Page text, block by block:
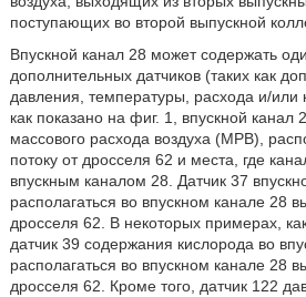
поступающих во второй выпускной
Впускной канал 28 может содержать
дополнительных датчиков (таких как
давления, температуры, расхода и/или
как показано на фиг. 1, впускной канал
массового расхода воздуха (МРВ),
потоку от дросселя 62 и места, где
впускным каналом 28. Датчик 37
располагаться во впускном канале 28
дросселя 62. В некоторых примерах,
датчик 39 содержания кислорода во
располагаться во впускном канале 28
дросселя 62. Кроме того, датчик 122